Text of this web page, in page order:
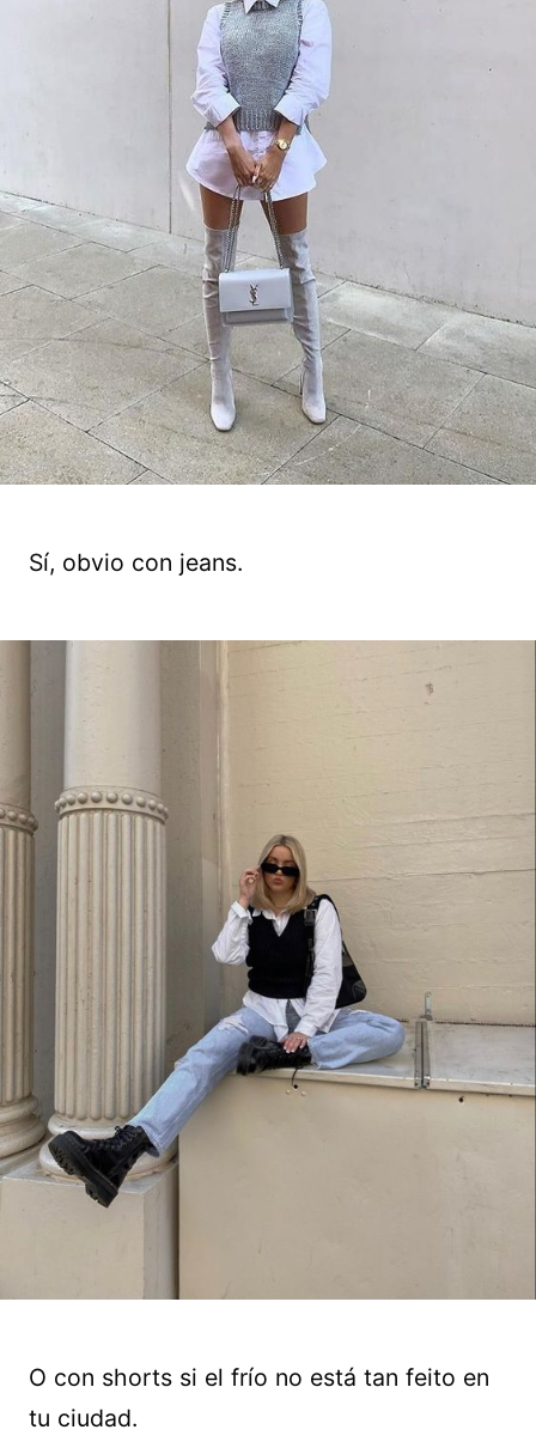
Sí, obvio con jeans.
O con shorts si el frío no está tan feito en
tu ciudad.